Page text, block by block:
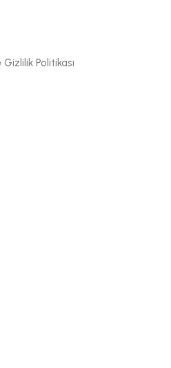
Politikası